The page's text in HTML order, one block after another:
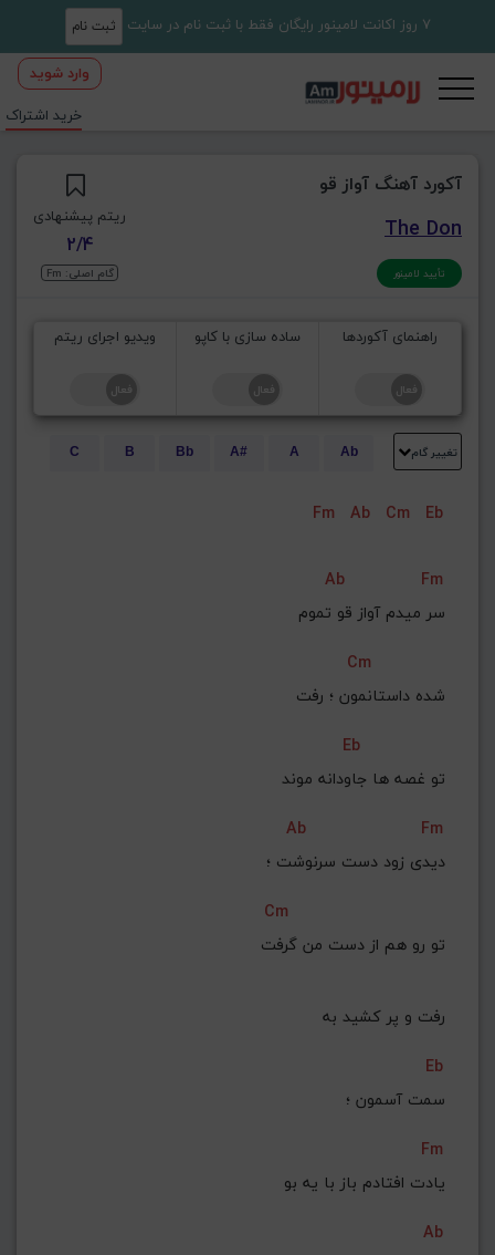
7 روز اکانت لامینور رایگان فقط با ثبت نام در سایت ثبت نام
وارد شوید
خرید اشتراک
آکورد آهنگ آواز قو
The Don
تأیید لامینور
ریتم پیشنهادی
2/4
گام اصلی: Fm
راهنمای آکوردها ساده سازی با کاپو ویدیو اجرای ریتم
تغییر گام Ab
A
A#
Bb
B
C
ذخیره گام
Fm Ab Cm Eb
Ab
Fm
سر میدم آواز قو تموم
Cm
شده داستانمون ؛ رفت
Eb
تو غصه ها جاودانه موند
Ab
Fm
دیدی زود دست سرنوشت ؛
Cm
تو رو هم از دست من گرفت
رفت و پر کشید به
Eb
سمت آسمون ؛
Fm
یادت افتادم باز با یه بو
Ab